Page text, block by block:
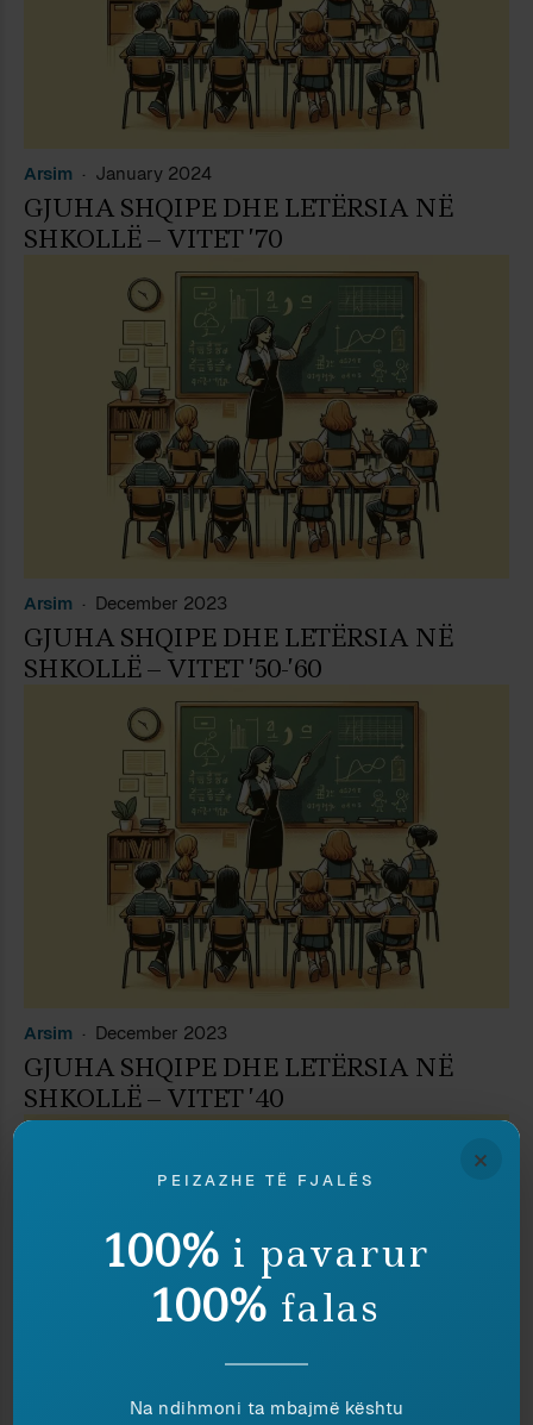
Arsim January 2024
GJUHA SHQIPE DHE LETËRSIA NË
SHKOLLË – VITET ’70
Arsim December 2023
GJUHA SHQIPE DHE LETËRSIA NË
SHKOLLË – VITET ’50-’60
Arsim December 2023
GJUHA SHQIPE DHE LETËRSIA NË
SHKOLLË – VITET ’40
×
PEIZAZHE TË FJALËS
100% i pavarur
100% falas
Na ndihmoni ta mbajmë kështu